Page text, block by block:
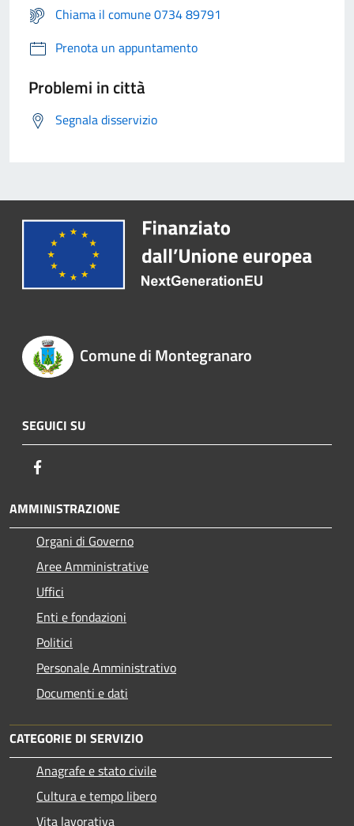
Chiama il comune 0734 89791
Prenota un appuntamento
Problemi in città
Segnala disservizio
Comune di Montegranaro
SEGUICI SU
AMMINISTRAZIONE
Organi di Governo
Aree Amministrative
Uffici
Enti e fondazioni
Politici
Personale Amministrativo
Documenti e dati
CATEGORIE DI SERVIZIO
Anagrafe e stato civile
Cultura e tempo libero
Vita lavorativa